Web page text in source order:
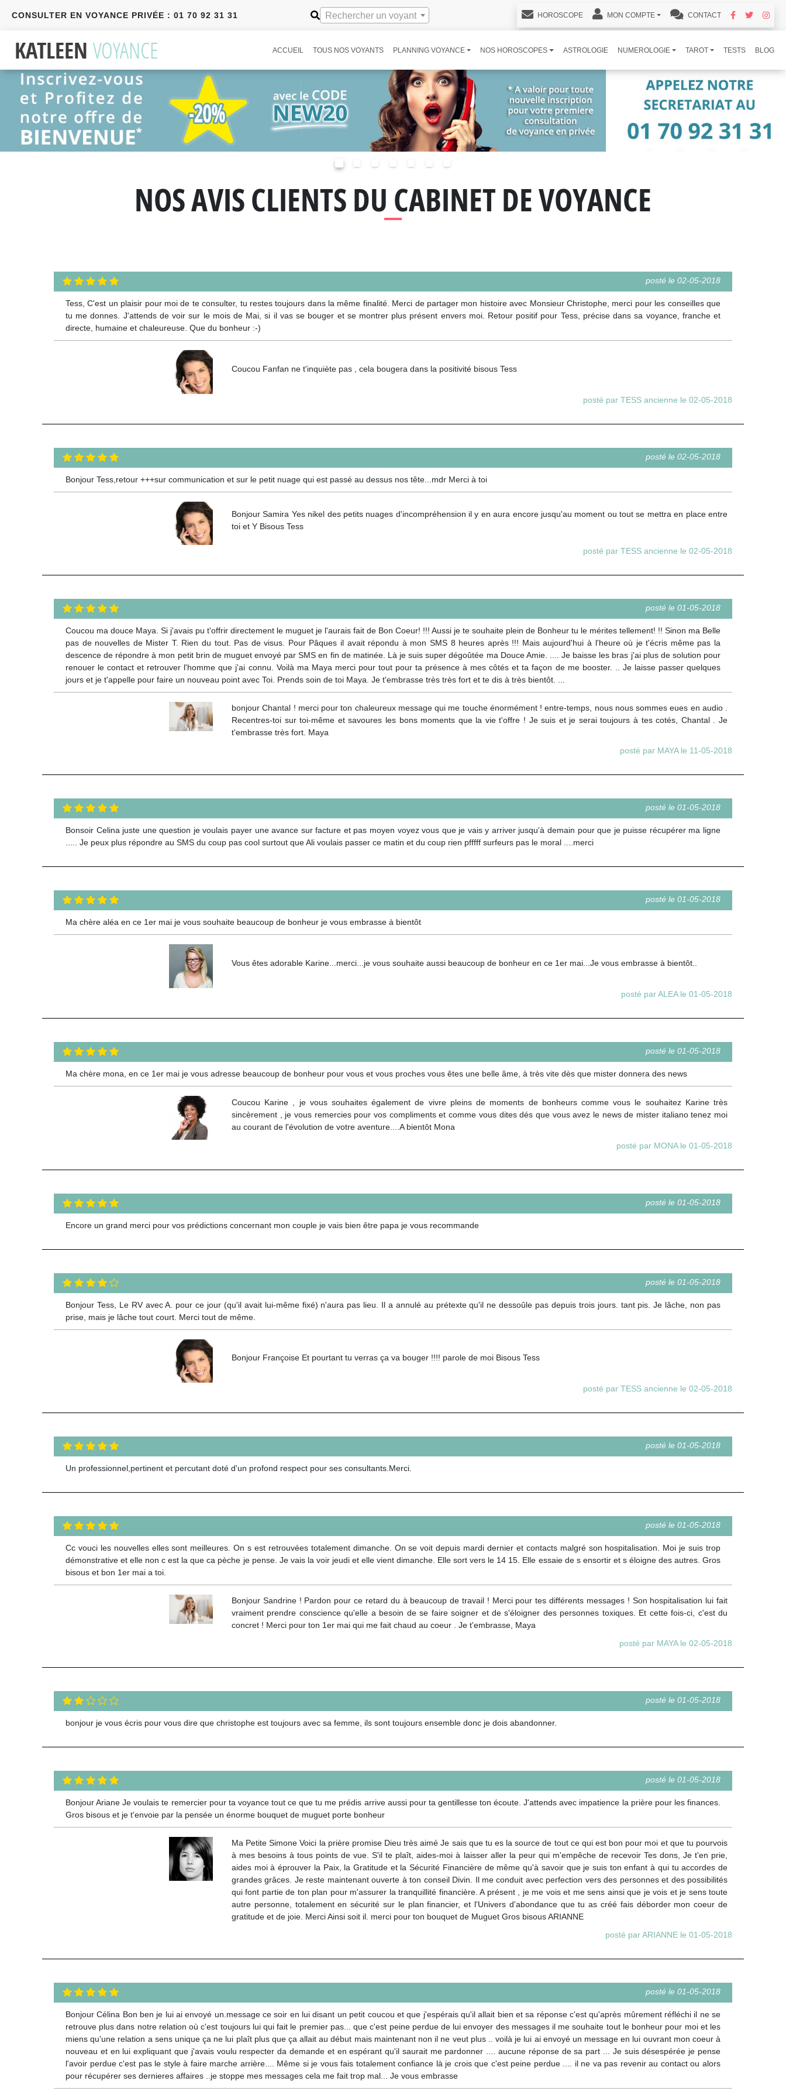
CONSULTER EN VOYANCE PRIVÉE : 01 70 92 31 31 Rechercher un voyant HOROSCOPE MON COMPTE CONTACT
ACCUEIL TOUS NOS VOYANTS PLANNING VOYANCE NOS HOROSCOPES ASTROLOGIE NUMEROLOGIE TAROT TESTS BLOG
NOS AVIS CLIENTS DU CABINET DE VOYANCE
posté le 02-05-2018
Tess, C'est un plaisir pour moi de te consulter, tu restes toujours dans la même finalité. Merci de partager mon histoire avec Monsieur Christophe, merci pour les conseilles que
tu me donnes. J'attends de voir sur le mois de Mai, si il vas se bouger et se montrer plus présent envers moi. Retour positif pour Tess, précise dans sa voyance, franche et
directe, humaine et chaleureuse. Que du bonheur :-)
Coucou Fanfan ne t'inquiète pas , cela bougera dans la positivité bisous Tess
posté par TESS ancienne le 02-05-2018
posté le 02-05-2018
Bonjour Tess,retour +++sur communication et sur le petit nuage qui est passé au dessus nos tête...mdr Merci à toi
Bonjour Samira Yes nikel des petits nuages d'incompréhension il y en aura encore jusqu'au moment ou tout se mettra en place entre
toi et Y Bisous Tess
posté par TESS ancienne le 02-05-2018
posté le 01-05-2018
Coucou ma douce Maya. Si j'avais pu t'offrir directement le muguet je l'aurais fait de Bon Coeur! !!! Aussi je te souhaite plein de Bonheur tu le mérites tellement! !! Sinon ma Belle
pas de nouvelles de Mister T. Rien du tout. Pas de visus. Pour Pâques il avait répondu à mon SMS 8 heures après !!! Mais aujourd'hui à l'heure où je t'écris même pas la
descence de répondre à mon petit brin de muguet envoyé par SMS en fin de matinée. Là je suis super dégoûtée ma Douce Amie. .... Je baisse les bras j'ai plus de solution pour
renouer le contact et retrouver l'homme que j'ai connu. Voilà ma Maya merci pour tout pour ta présence à mes côtés et ta façon de me booster. .. Je laisse passer quelques
jours et je t'appelle pour faire un nouveau point avec Toi. Prends soin de toi Maya. Je t'embrasse très très fort et te dis à très bientôt. ...
bonjour Chantal ! merci pour ton chaleureux message qui me touche énormément ! entre-temps, nous nous sommes eues en audio .
Recentres-toi sur toi-même et savoures les bons moments que la vie t'offre ! Je suis et je serai toujours à tes cotés, Chantal . Je
t'embrasse très fort. Maya
posté par MAYA le 11-05-2018
posté le 01-05-2018
Bonsoir Celina juste une question je voulais payer une avance sur facture et pas moyen voyez vous que je vais y arriver jusqu'à demain pour que je puisse récupérer ma ligne
..... Je peux plus répondre au SMS du coup pas cool surtout que Ali voulais passer ce matin et du coup rien pfffff surfeurs pas le moral ....merci
posté le 01-05-2018
Ma chère aléa en ce 1er mai je vous souhaite beaucoup de bonheur je vous embrasse à bientôt
Vous êtes adorable Karine...merci...je vous souhaite aussi beaucoup de bonheur en ce 1er mai...Je vous embrasse à bientôt..
posté par ALEA le 01-05-2018
posté le 01-05-2018
Ma chère mona, en ce 1er mai je vous adresse beaucoup de bonheur pour vous et vous proches vous êtes une belle âme, à très vite dès que mister donnera des news
Coucou Karine , je vous souhaites également de vivre pleins de moments de bonheurs comme vous le souhaitez Karine très
sincèrement , je vous remercies pour vos compliments et comme vous dites dés que vous avez le news de mister italiano tenez moi
au courant de l'évolution de votre aventure....A bientôt Mona
posté par MONA le 01-05-2018
posté le 01-05-2018
Encore un grand merci pour vos prédictions concernant mon couple je vais bien être papa je vous recommande
posté le 01-05-2018
Bonjour Tess, Le RV avec A. pour ce jour (qu'il avait lui-même fixé) n'aura pas lieu. Il a annulé au prétexte qu'il ne dessoûle pas depuis trois jours. tant pis. Je lâche, non pas
prise, mais je lâche tout court. Merci tout de même.
Bonjour Françoise Et pourtant tu verras ça va bouger !!!! parole de moi Bisous Tess
posté par TESS ancienne le 02-05-2018
posté le 01-05-2018
Un professionnel,pertinent et percutant doté d'un profond respect pour ses consultants.Merci.
posté le 01-05-2018
Cc vouci les nouvelles elles sont meilleures. On s est retrouvées totalement dimanche. On se voit depuis mardi dernier et contacts malgré son hospitalisation. Moi je suis trop
démonstrative et elle non c est la que ca pèche je pense. Je vais la voir jeudi et elle vient dimanche. Elle sort vers le 14 15. Elle essaie de s ensortir et s éloigne des autres. Gros
bisous et bon 1er mai a toi.
Bonjour Sandrine ! Pardon pour ce retard du à beaucoup de travail ! Merci pour tes différents messages ! Son hospitalisation lui fait
vraiment prendre conscience qu'elle a besoin de se faire soigner et de s'éloigner des personnes toxiques. Et cette fois-ci, c'est du
concret ! Merci pour ton 1er mai qui me fait chaud au coeur . Je t'embrasse, Maya
posté par MAYA le 02-05-2018
posté le 01-05-2018
bonjour je vous écris pour vous dire que christophe est toujours avec sa femme, ils sont toujours ensemble donc je dois abandonner.
posté le 01-05-2018
Bonjour Ariane Je voulais te remercier pour ta voyance tout ce que tu me prédis arrive aussi pour ta gentillesse ton écoute. J'attends avec impatience la prière pour les finances.
Gros bisous et je t'envoie par la pensée un énorme bouquet de muguet porte bonheur
Ma Petite Simone Voici la prière promise Dieu très aimé Je sais que tu es la source de tout ce qui est bon pour moi et que tu pourvois
à mes besoins à tous points de vue. S'il te plaît, aides-moi à laisser aller la peur qui m'empêche de recevoir Tes dons, Je t'en prie,
aides moi à éprouver la Paix, la Gratitude et la Sécurité Financière de même qu'à savoir que je suis ton enfant à qui tu accordes de
grandes grâces. Je reste maintenant ouverte à ton conseil Divin. Il me conduit avec perfection vers des personnes et des possibilités
qui font partie de ton plan pour m'assurer la tranquillité financière. A présent , je me vois et me sens ainsi que je vois et je sens toute
autre personne, totalement en sécurité sur le plan financier, et l'Univers d'abondance que tu as créé fais déborder mon coeur de
gratitude et de joie. Merci Ainsi soit il. merci pour ton bouquet de Muguet Gros bisous ARIANNE
posté par ARIANNE le 01-05-2018
posté le 01-05-2018
Bonjour Célina Bon ben je lui ai envoyé un.message ce soir en lui disant un petit coucou et que j'espérais qu'il allait bien et sa réponse c'est qu'après mûrement réfléchi il ne se
retrouve plus dans notre relation où c'est toujours lui qui fait le premier pas... que c'est peine perdue de lui envoyer des messages il me souhaite tout le bonheur pour moi et les
miens qu'une relation a sens unique ça ne lui plaît plus que ça allait au début mais maintenant non il ne veut plus .. voilà je lui ai envoyé un message en lui ouvrant mon coeur à
nouveau et en lui expliquant que j'avais voulu respecter da demande et en espérant qu'il saurait me pardonner .... aucune réponse de sa part ... Je suis désespérée je pense
l'avoir perdue c'est pas le style à faire marche arrière.... Même si je vous fais totalement confiance là je crois que c'est peine perdue .... il ne va pas revenir au contact ou alors
pour récupérer ses dernieres affaires ..je stoppe mes messages cela me fait trop mal... Je vous embrasse